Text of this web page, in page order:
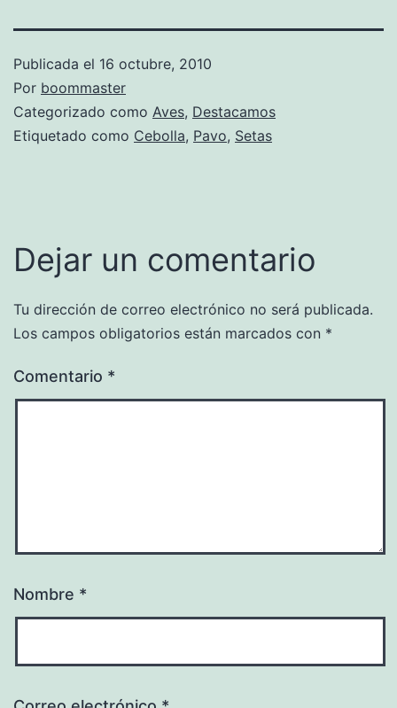
Publicada el 16 octubre, 2010
Por boommaster
Categorizado como Aves, Destacamos
Etiquetado como Cebolla, Pavo, Setas
Dejar un comentario
Tu dirección de correo electrónico no será publicada.
Los campos obligatorios están marcados con *
Comentario *
Nombre *